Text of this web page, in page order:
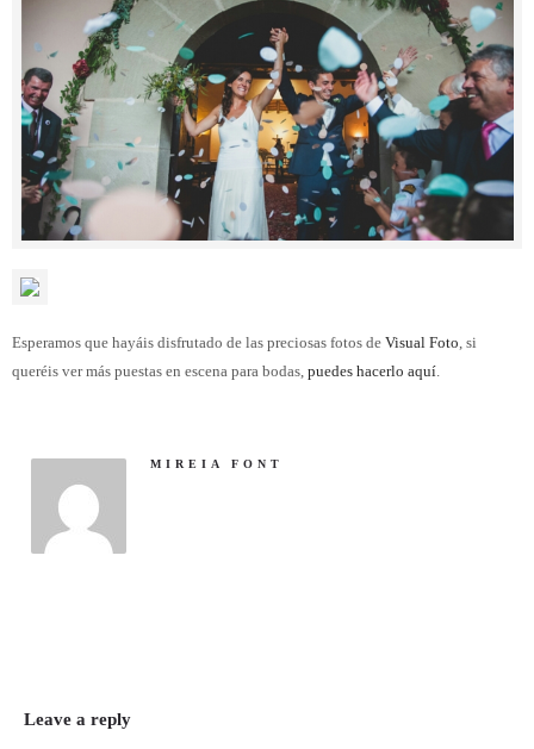
Esperamos que hayáis disfrutado de las preciosas fotos de Visual Foto, si
queréis ver más puestas en escena para bodas, puedes hacerlo aquí.
MIREIA FONT
Leave a reply